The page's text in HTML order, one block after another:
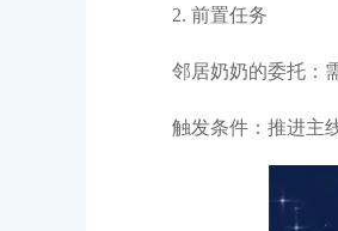
2. 前置任务
邻居奶奶的委托：
触发条件：推进主